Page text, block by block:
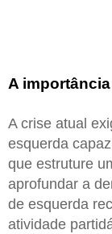
A
A crise atual
esquerda
que estruture
aprofundar a
de esquerda
atividade